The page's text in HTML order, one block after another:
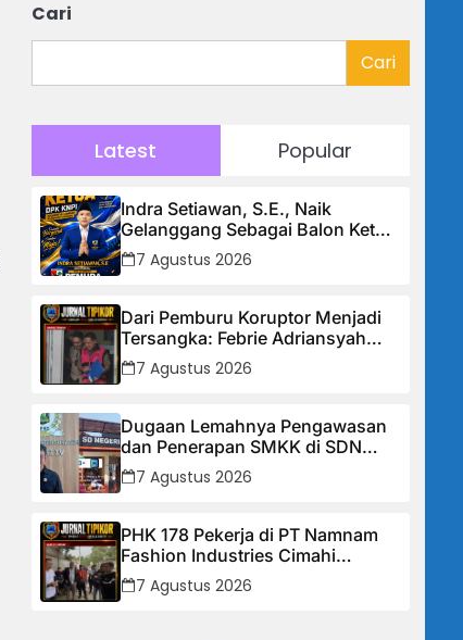
Cari
Cari
Latest Popular
Indra Setiawan, S.E., Naik
Gelanggang Sebagai Balon Ketua
DPK KNPI Kecamatan Ciambar
7 Agustus 2026
Dari Pemburu Koruptor Menjadi
Tersangka: Febrie Adriansyah
Tiba di Kejagung Berborgol, Bawa
Map Biru dan Senyum Penuh
7 Agustus 2026
Dugaan Lemahnya Pengawasan
dan Penerapan SMKK di SDN
Manggis, Ketua Komisi IV “Kami
Tidak Akan Segan Menindak”
7 Agustus 2026
PHK 178 Pekerja di PT Namnam
Fashion Industries Cimahi
Dipertanyakan: Perusahaan Klaim
Rugi, Laporan Keuangan Justru
7 Agustus 2026